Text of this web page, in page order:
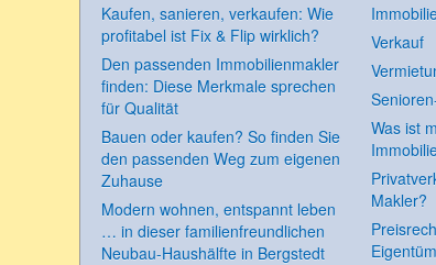
Kaufen, sanieren, verkaufen: Wie
profitabel ist Fix & Flip wirklich?
Den passenden Immobilienmakler
finden: Diese Merkmale sprechen
für Qualität
Bauen oder kaufen? So finden Sie
den passenden Weg zum eigenen
Zuhause
Modern wohnen, entspannt leben
… in dieser familienfreundlichen
Neubau-Haushälfte in Bergstedt
Verkauf
Was ist
Makler?